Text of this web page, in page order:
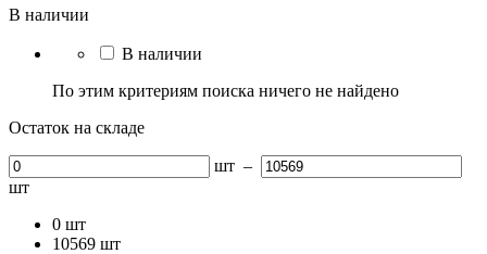
В наличии
В наличии
По этим критериям поиска ничего не найдено
Остаток на складе
шт –
шт
0 шт
10569 шт